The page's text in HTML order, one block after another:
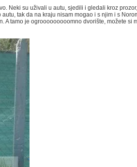
Neki su uživali u autu, sjedili i gledali kroz
tak da na kraju nisam mogao i s njim i s
tamo je ogrooooooooomno dvorište, možete